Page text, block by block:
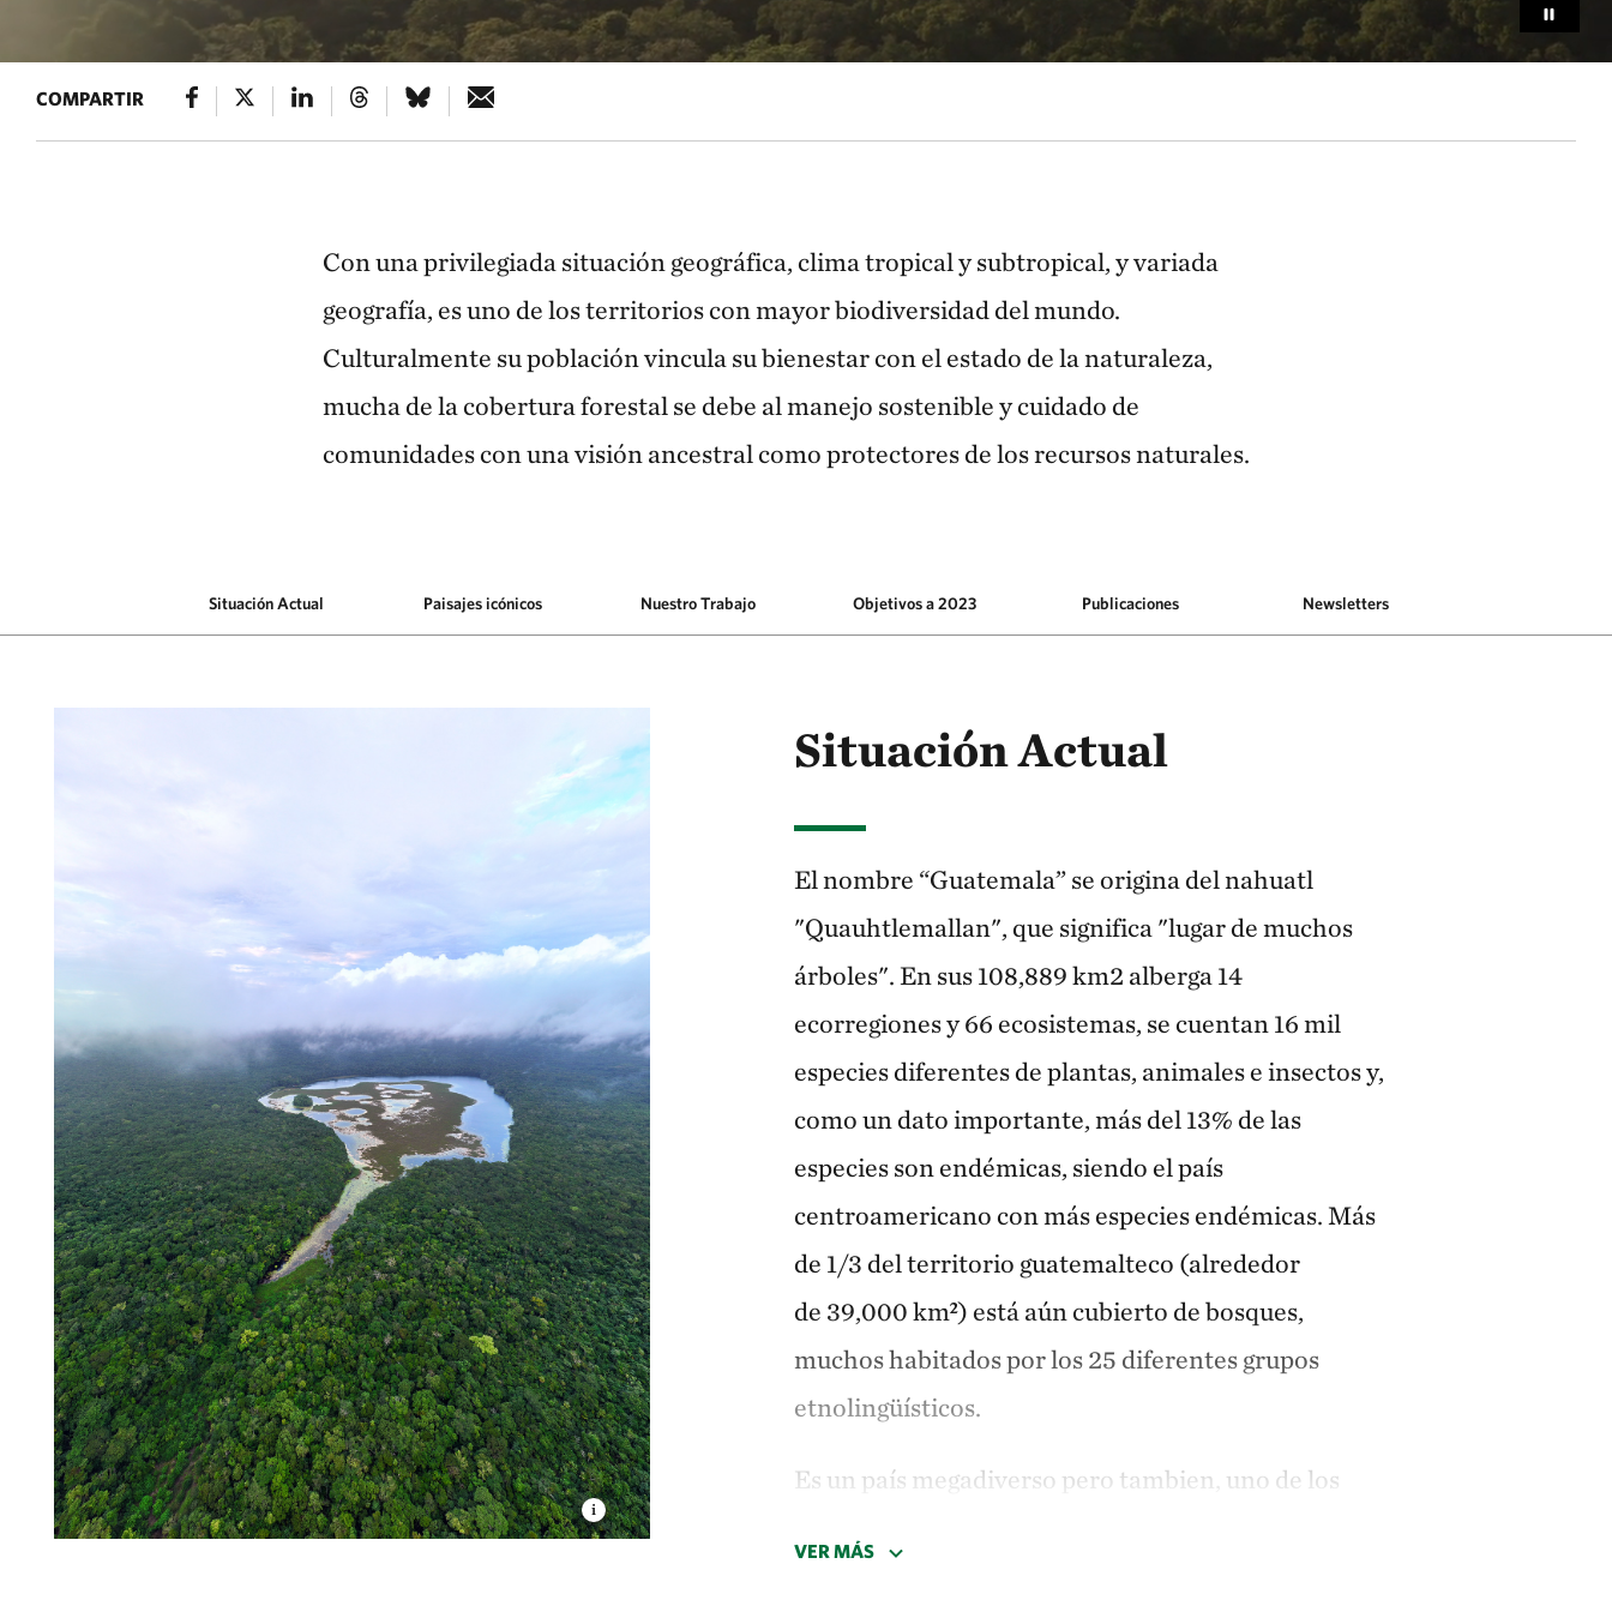
COMPARTIR
Con una privilegiada situación geográfica, clima tropical y subtropical, y variada
geografía, es uno de los territorios con mayor biodiversidad del mundo.
Culturalmente su población vincula su bienestar con el estado de la naturaleza,
mucha de la cobertura forestal se debe al manejo sostenible y cuidado de
comunidades con una visión ancestral como protectores de los recursos naturales.
Situación Actual Paisajes icónicos Nuestro Trabajo Objetivos a 2023 Publicaciones Newsletters
Situación Actual
El nombre “Guatemala” se origina del nahuatl
"Quauhtlemallan", que significa "lugar de muchos
árboles". En sus 108,889 km2 alberga 14
ecorregiones y 66 ecosistemas, se cuentan 16 mil
especies diferentes de plantas, animales e insectos y,
como un dato importante, más del 13% de las
especies son endémicas, siendo el país
centroamericano con más especies endémicas. Más
de 1/3 del territorio guatemalteco (alrededor
de 39,000 km²) está aún cubierto de bosques,
muchos habitados por los 25 diferentes grupos
etnolingüísticos.
Es un país megadiverso pero tambien, uno de los
VER MÁS